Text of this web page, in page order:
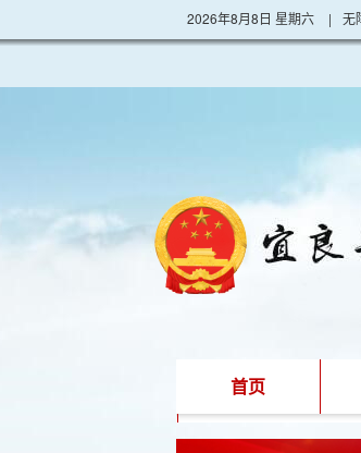
2026年8月8日 星期六 | 无
首页